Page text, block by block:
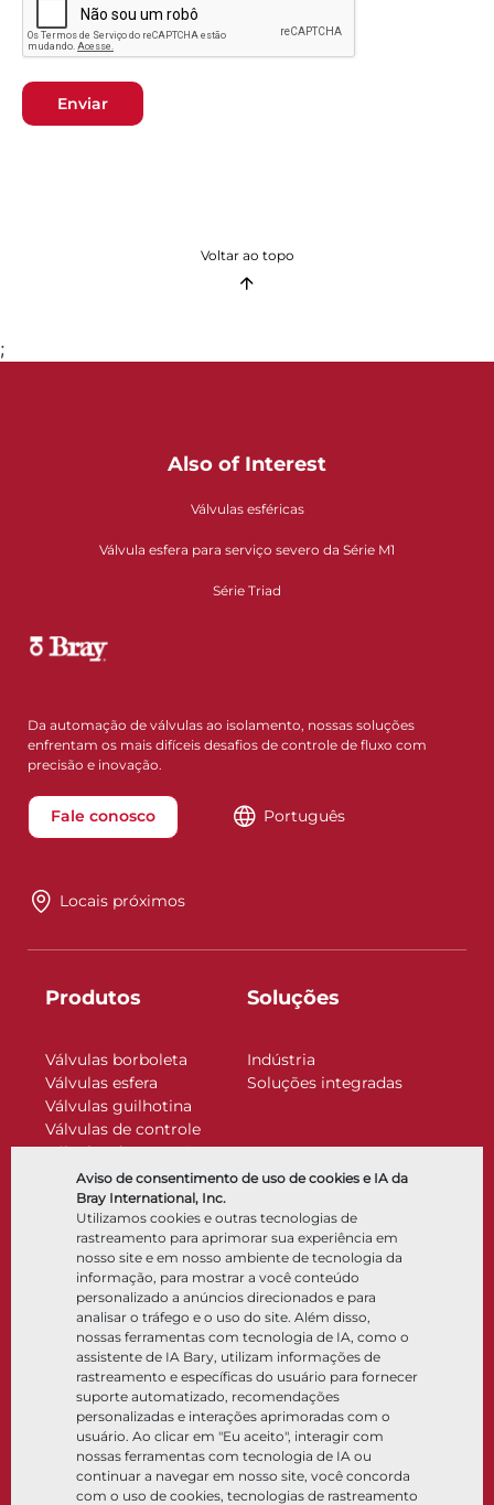
Aviso de consentimento de uso de cookies e IA da
Bray International, Inc.
Utilizamos cookies e outras tecnologias de
rastreamento para aprimorar sua experiência em
nosso site e em nosso ambiente de tecnologia da
informação, para mostrar a você conteúdo
personalizado a anúncios direcionados e para
analisar o tráfego e o uso do site. Além disso,
nossas ferramentas com tecnologia de IA, como o
assistente de IA Bary, utilizam informações de
rastreamento e específicas do usuário para fornecer
suporte automatizado, recomendações
personalizadas e interações aprimoradas com o
usuário. Ao clicar em "Eu aceito", interagir com
nossas ferramentas com tecnologia de IA ou
continuar a navegar em nosso site, você concorda
com o uso de cookies, tecnologias de rastreamento
Enviar
Voltar ao topo
;
Also of Interest
Válvulas esféricas
Válvula esfera para serviço severo da Série M1
Série Triad
Da automação de válvulas ao isolamento, nossas soluções
enfrentam os mais difíceis desafios de controle de fluxo com
precisão e inovação.
Fale conosco Português
Locais próximos
Produtos
Válvulas borboleta
Válvulas esfera
Válvulas guilhotina
Válvulas de controle
Válvulas de retenção
Atuadores
Acessórios de controle
Criogênico
Soluções
Indústria
Soluções integradas
Empresa
Sobre
Locais
Parceria
Sustentabilidade
Portal do cliente
Recursos
Documentos
Centro de conhecimento
Software
Seleção de materiais
Siga-nos LinkedIn YouTube